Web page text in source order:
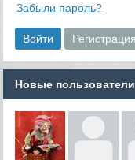
Забыли пароль?
Новые пользователи